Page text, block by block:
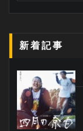
新着記事